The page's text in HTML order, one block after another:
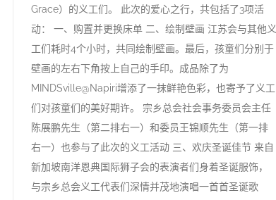
Grace）的义工们。 此次的爱心之行，共包括了3项活
动： 一、购置并更换床单 二、绘制壁画 江苏会与其他义
工们耗时4个小时，共同绘制壁画。最后，孩童们分别于
壁画的左右下角按上自己的手印。成品除了为
MINDSville@Napiri增添了一抹鲜艳色彩，也寄予了义工
们对孩童们的美好期许。 宗乡总会社会事务委员会主任
陈展鹏先生（第二排右一）和委员王锦顺先生（第一排
右一）也参与了此次的义工活动 三、欢庆圣诞佳节 来自
新加坡南洋恩典国际狮子会的表演者们身着圣诞服饰，
与宗乡总会义工代表们深情并茂地演唱一首首圣诞歌